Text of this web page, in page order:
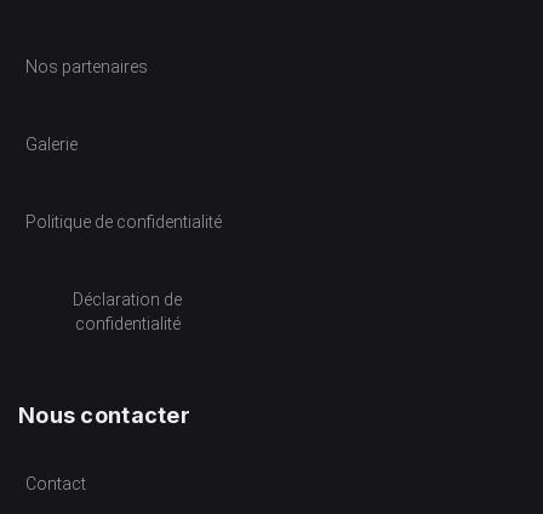
Nos partenaires
Galerie
Politique de confidentialité
Déclaration de
confidentialité
Nous contacter
Contact